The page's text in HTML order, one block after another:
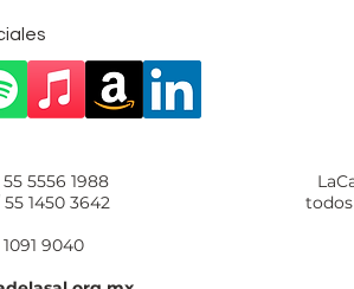
5556 1988
1450 3642
9040